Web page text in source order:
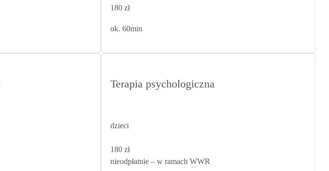
180 zł
ok. 60min
Terapia psychologiczna
dzieci
180 zł
nieodpłatnie – w ramach WWR